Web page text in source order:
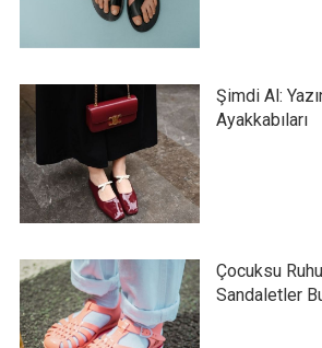
Şimdi Al:
Ayakkabıları
Çocuksu
Sandaletler